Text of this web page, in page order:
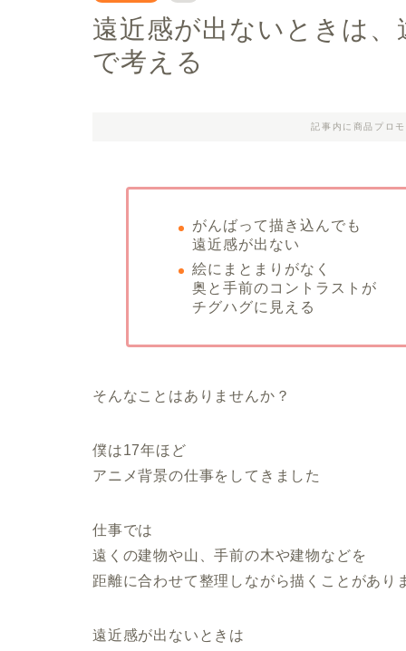
遠近感が出ないときは
で考える
記事内に商品プロ
がんばって描き込んでも
遠近感が出ない
絵にまとまりがなく
奥と手前のコントラストが
チグハグに見える
そんなことはありませんか？
僕は17年ほど
アニメ背景の仕事をしてきました
仕事では
遠くの建物や山、手前の木や建物などを
距離に合わせて整理しながら描くことがあり
遠近感が出ないときは